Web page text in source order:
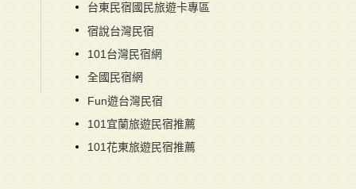
台東民宿國民旅遊卡專區
宿說台灣民宿
101台灣民宿網
全國民宿網
Fun遊台灣民宿
101宜蘭旅遊民宿推薦
101花東旅遊民宿推薦